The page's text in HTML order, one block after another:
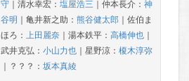
守｜清水幸宏： 塩屋浩三 ｜仲本長介： 神
谷明 ｜亀井新之助： 熊谷健太郎｜佐伯ま
ほろ： 上田麗奈｜湯本鉄平： 高橋伸也｜
武井克弘： 小山力也｜星野涼： 榎木淳弥
｜？？？： 坂本真綾